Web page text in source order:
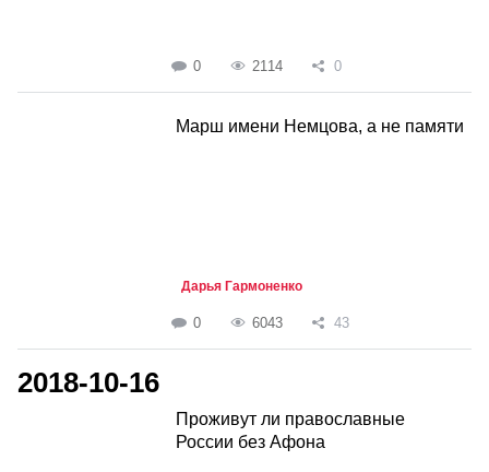
0 2114 0
Марш имени Немцова, а не памяти
Дарья Гармоненко
0 6043 43
2018-10-16
Проживут ли православные
России без Афона